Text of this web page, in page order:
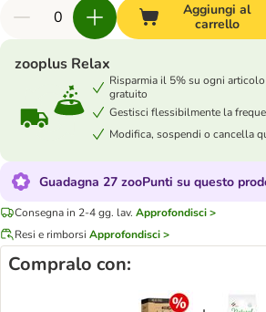
Aggiungi al
carrello
zooplus Relax
Risparmia il 5% su ogni
gratuito
Gestisci flessibilmente la
Modifica, sospendi o cancella
Guadagna 27 zooPunti su questo
Consegna in 2-4 gg. lav. Approfondisci >
Resi e rimborsi Approfondisci >
Compralo con: